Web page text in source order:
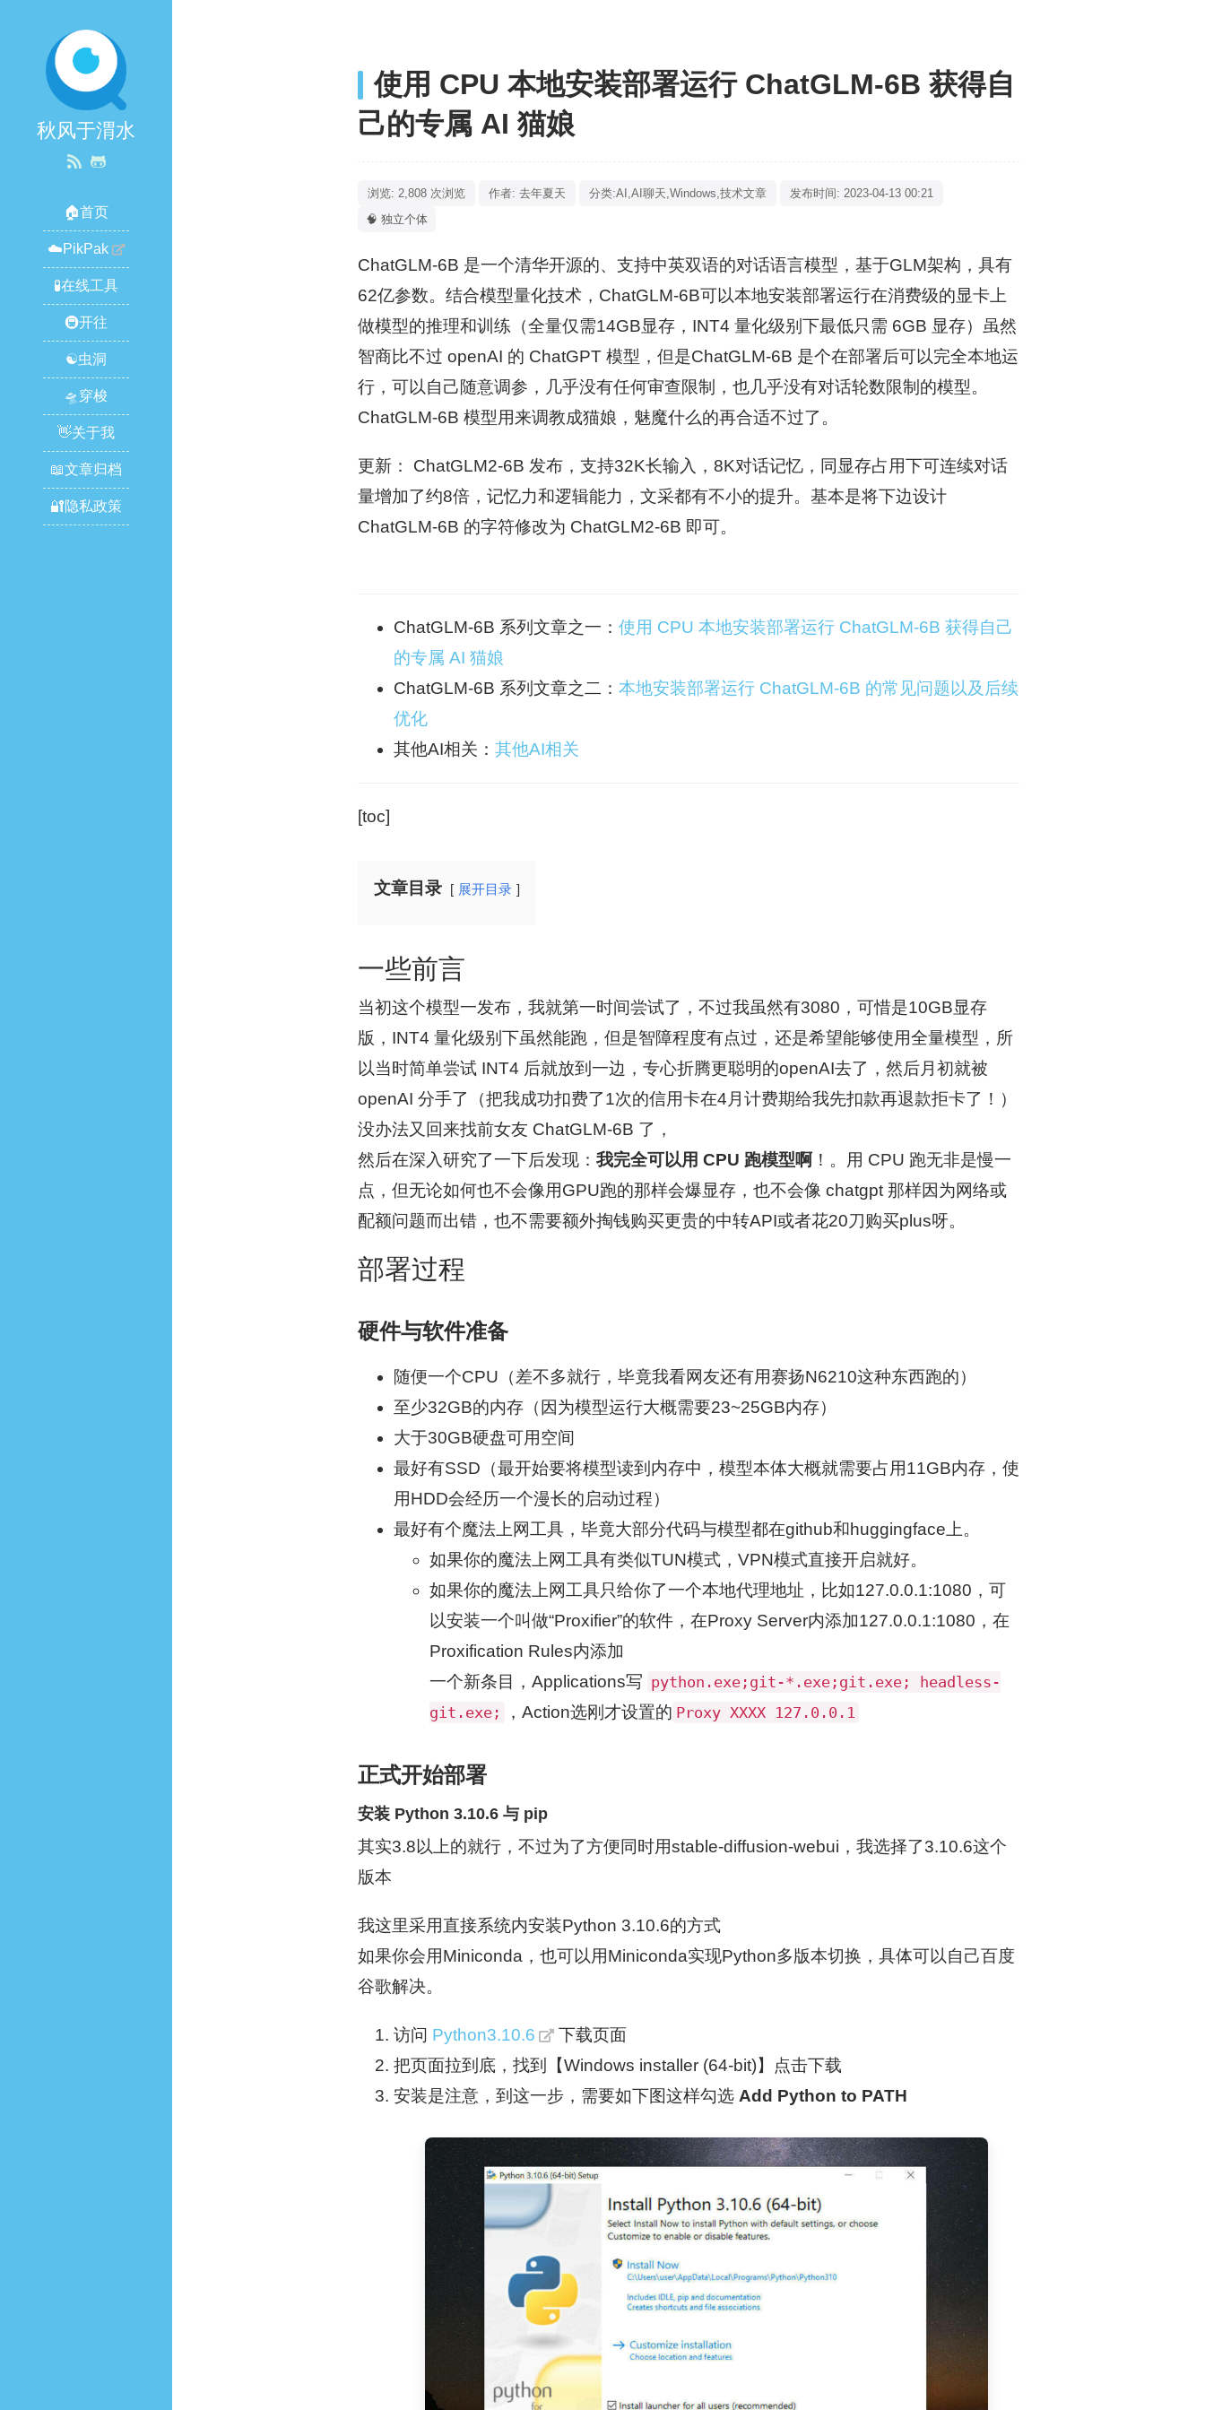
秋风于渭水
🏠首页
☁️PikPak
🧪在线工具
🚇开往
☯️虫洞
🛸穿梭
👋关于我
📖文章归档
🔐隐私政策
使用 CPU 本地安装部署运行 ChatGLM-6B 获得自
己的专属 AI 猫娘
浏览: 2,808 次浏览 作者: 去年夏天 分类:AI ,AI聊天,Windows,技术文章
发布时间: 2023-04-13 00:21
🧠 独立个体
ChatGLM-6B 是一个清华开源的、支持中英双语的对话语言模型，基于GLM架构，具有
62亿参数。结合模型量化技术，ChatGLM-6B可以本地安装部署运行在消费级的显卡上
做模型的推理和训练（全量仅需14GB显存，INT4 量化级别下最低只需 6GB 显存）虽然
智商比不过 openAI 的 ChatGPT 模型，但是ChatGLM-6B 是个在部署后可以完全本地运
行，可以自己随意调参，几乎没有任何审查限制，也几乎没有对话轮数限制的模型。
ChatGLM-6B 模型用来调教成猫娘，魅魔什么的再合适不过了。
更新： ChatGLM2-6B 发布，支持32K长输入，8K对话记忆，同显存占用下可连续对话
量增加了约8倍，记忆力和逻辑能力，文采都有不小的提升。基本是将下边设计
ChatGLM-6B 的字符修改为 ChatGLM2-6B 即可。
ChatGLM-6B 系列文章之一： 使用 CPU 本地安装部署运行 ChatGLM-6B 获得自己
的专属 AI 猫娘
ChatGLM-6B 系列文章之二： 本地安装部署运行 ChatGLM-6B 的常见问题以及后续
优化
其他AI相关： 其他AI相关
[toc]
文章目录 展开目录
一些前言
当初这个模型一发布，我就第一时间尝试了，不过我虽然有3080，可惜是10GB显存
版，INT4 量化级别下虽然能跑，但是智障程度有点过，还是希望能够使用全量模型，所
以当时简单尝试 INT4 后就放到一边，专心折腾更聪明的openAI去了，然后月初就被
openAI 分手了（把我成功扣费了1次的信用卡在4月计费期给我先扣款再退款拒卡了！）
没办法又回来找前女友 ChatGLM-6B 了，
然后在深入研究了一下后发现： 我完全可以用 CPU 跑模型啊 ！。用 CPU 跑无非是慢一
点，但无论如何也不会像用GPU跑的那样会爆显存，也不会像 chatgpt 那样因为网络或
配额问题而出错，也不需要额外掏钱购买更贵的中转API或者花20刀购买plus呀。
部署过程
硬件与软件准备
随便一个CPU（差不多就行，毕竟我看网友还有用赛扬N6210这种东西跑的）
至少32GB的内存（因为模型运行大概需要23~25GB内存）
大于30GB硬盘可用空间
最好有SSD（最开始要将模型读到内存中，模型本体大概就需要占用11GB内存，使
用HDD会经历一个漫长的启动过程）
最好有个魔法上网工具，毕竟大部分代码与模型都在github和huggingface上。
如果你的魔法上网工具有类似TUN模式，VPN模式直接开启就好。
如果你的魔法上网工具只给你了一个本地代理地址，比如127.0.0.1:1080，可
以安装一个叫做“Proxifier”的软件，在Proxy Server内添加127.0.0.1:1080，在
Proxification Rules内添加
一个新条目，Applications写 python.exe;git-*.exe;git.exe; headless-
git.exe;
，Action选刚才设置的 Proxy XXXX 127.0.0.1
正式开始部署
安装 Python 3.10.6 与 pip
其实3.8以上的就行，不过为了方便同时用stable-diffusion-webui，我选择了3.10.6这个
版本
我这里采用直接系统内安装Python 3.10.6的方式
如果你会用Miniconda，也可以用Miniconda实现Python多版本切换，具体可以自己百度
谷歌解决。
访问 Python3.10.6
下载页面
把页面拉到底，找到【Windows installer (64-bit)】点击下载
安装是注意，到这一步，需要如下图这样勾选 Add Python to PATH